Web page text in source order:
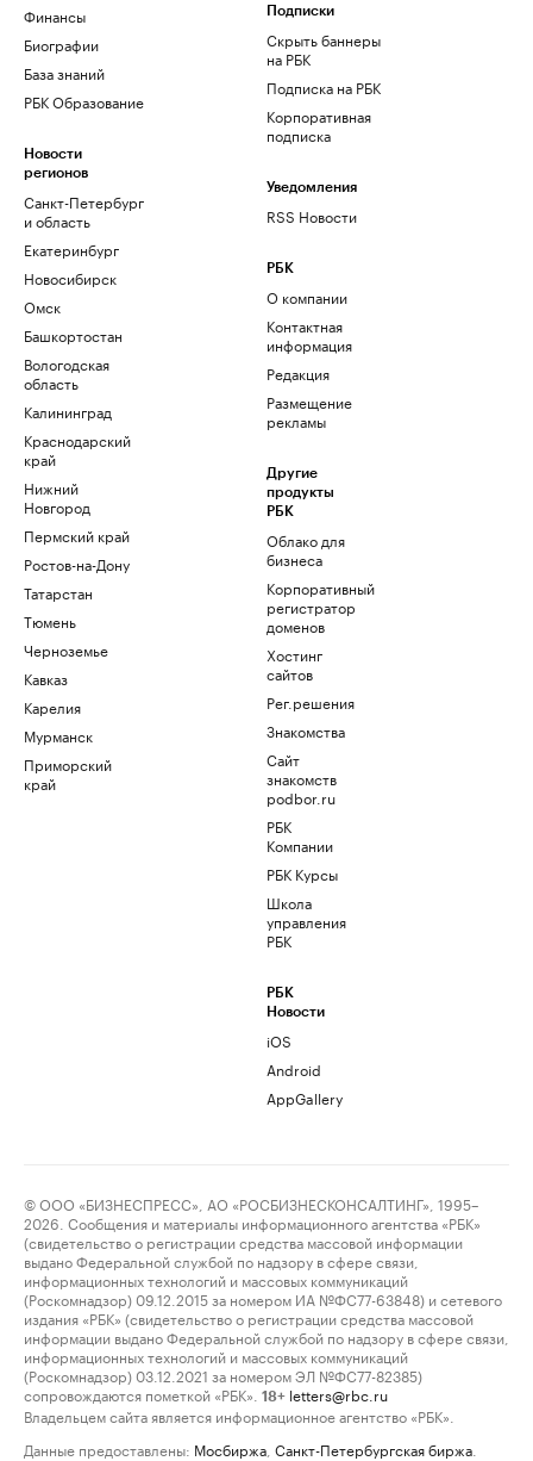
Финансы
Биографии
База знаний
РБК Образование
Новости
регионов
Санкт-Петербург
и область
Екатеринбург
Новосибирск
Омск
Башкортостан
Вологодская
область
Калининград
Краснодарский
край
Нижний
Новгород
Пермский край
Ростов-на-Дону
Татарстан
Тюмень
Черноземье
Кавказ
Карелия
Мурманск
Приморский
край
Подписки
Скрыть баннеры
на РБК
Подписка на РБК
Корпоративная
подписка
Уведомления
RSS Новости
РБК
О компании
Контактная
информация
Редакция
Размещение
рекламы
Другие
продукты
РБК
Облако для
бизнеса
Корпоративный
регистратор
доменов
Хостинг
сайтов
Рег.решения
Знакомства
Сайт
знакомств
podbor.ru
РБК
Компании
РБК Курсы
Школа
управления
РБК
РБК
Новости
iOS
Android
AppGallery
© ООО «БИЗНЕСПРЕСС», АО «РОСБИЗНЕСКОНСАЛТИНГ», 1995–
2026. Сообщения и материалы информационного агентства «РБК»
(свидетельство о регистрации средства массовой информации
выдано Федеральной службой по надзору в сфере связи,
информационных технологий и массовых коммуникаций
(Роскомнадзор) 09.12.2015 за номером ИА №ФС77-63848) и сетевого
издания «РБК» (свидетельство о регистрации средства массовой
информации выдано Федеральной службой по надзору в сфере связи,
информационных технологий и массовых коммуникаций
(Роскомнадзор) 03.12.2021 за номером ЭЛ №ФС77-82385)
сопровождаются пометкой «РБК».
18+ letters@rbc.ru
Владельцем сайта является информационное агентство «РБК».
Данные предоставлены: Мосбиржа Санкт-Петербургская биржа